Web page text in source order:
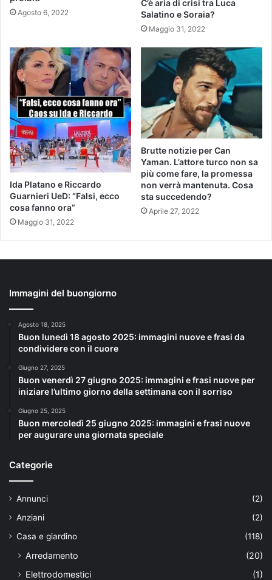
Agosto 6, 2022
C’è aria di crisi tra Luca
Salatino e Soraia?
Maggio 31, 2022
Ida Platano e Riccardo
Guarnieri UeD: “Falsi, ecco
cosa fanno ora”
Maggio 31, 2022
Brutte notizie per Can
Yaman. L’attore turco non sa
più come fare, la promessa
non verrà mantenuta. Cosa
sta succedendo?
Aprile 27, 2022
Immagini del buongiorno
Agosto 18, 2025
Buon lunedì 18 agosto 2025: immagini nuove e frasi da
condividere con il cuore
Giugno 27, 2025
Buon venerdì 27 giugno 2025: immagini e frasi nuove per
iniziare l’ultimo giorno della settimana con il sorriso
Giugno 25, 2025
Buon mercoledì 25 giugno 2025: immagini e frasi nuove
per augurare una giornata speciale
Categorie
Annunci
(2)
Anziani
(2)
Casa e giardino
(118)
Arredamento
(20)
Elettrodomestici
(1)